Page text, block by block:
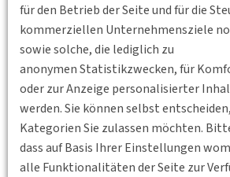
für den Betrieb der Seite und für die
kommerziellen Unternehmensziele
sowie solche, die lediglich zu
anonymen Statistikzwecken, für
oder zur Anzeige personalisierter
werden. Sie können selbst
Kategorien Sie zulassen möchten.
dass auf Basis Ihrer Einstellungen
alle Funktionalitäten der Seite zur
Wir freuen uns sehr, Projektleiterin Dr.
Station & Service AG, als Referentin
Sanierungsmaßnahmen am Frankfurter
begrüßen zu dürfen. Im Anschluss an
bietet sich noch Gelegenheit für den
Die Teilnehmerzahl ist auf 20 Personen
wir bei verbindlichem Teilnahme-
Rückantwort bis zum Freitag, den 14.